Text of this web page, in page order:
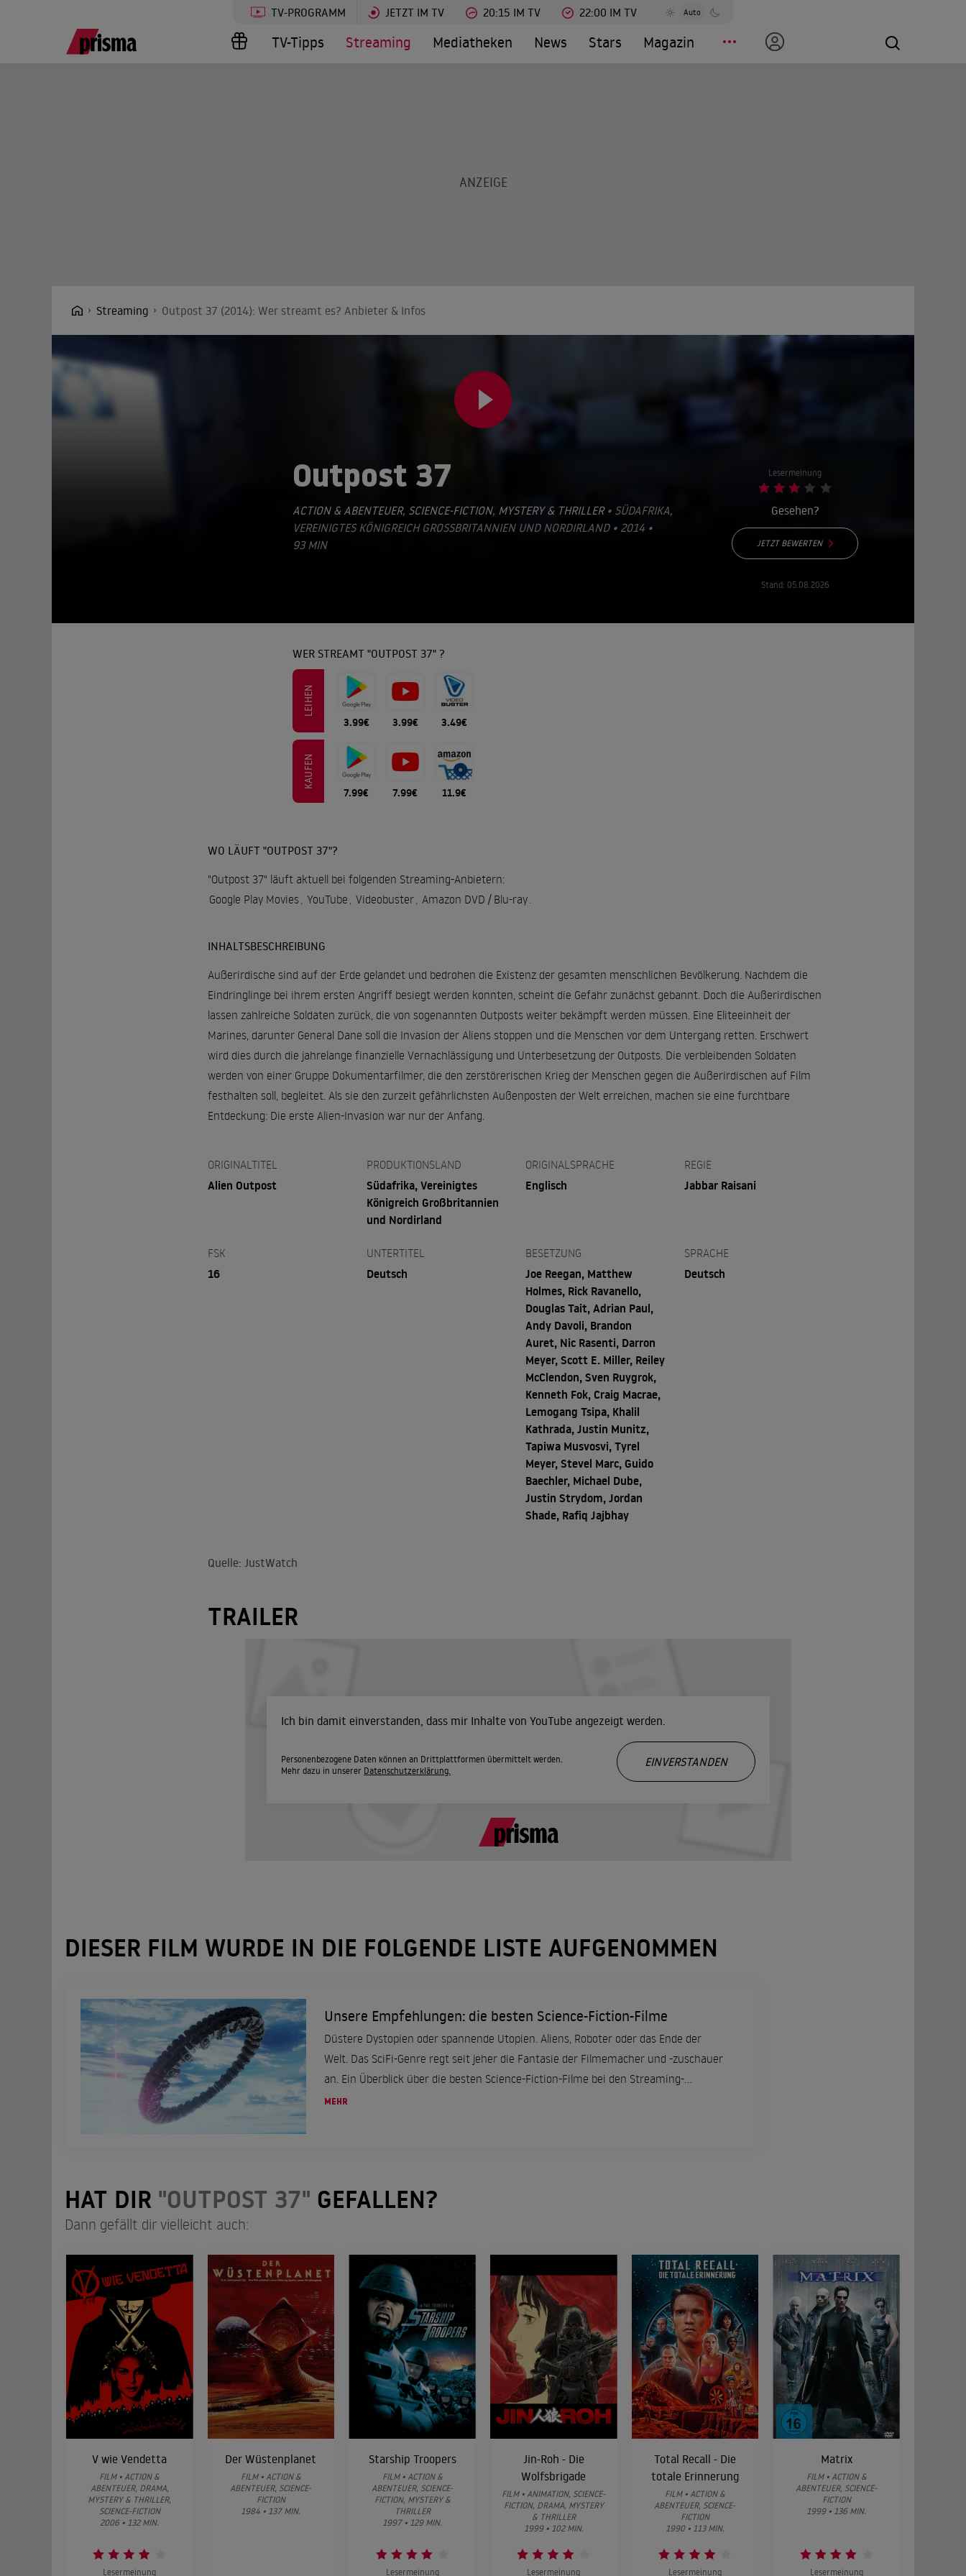
TV-PROGRAMM JETZT IM TV 20:15 IM TV 22:00 IM TV Auto
TV-Tipps Streaming Mediatheken News Stars Magazin
Streaming Outpost 37 (2014): Wer streamt es? Anbieter & Infos
Outpost 37
ACTION & ABENTEUER, SCIENCE-FICTION, MYSTERY & THRILLER• SÜDAFRIKA,
VEREINIGTES KÖNIGREICH GROSSBRITANNIEN UND NORDIRLAND • 2014 • 9
3 MIN
Lesermeinung
Gesehen?
JETZT BEWERTEN
Stand: 05.08.2026
WER STREAMT "OUTPOST 37" ?
LEIHEN
3.99€ 3.99€ 3.49€
KAUFEN
7.99€ 7.99€ 11.9€
WO LÄUFT "OUTPOST 37"?
"Outpost 37" läuft aktuell bei folgenden Streaming-Anbietern:
Google Play Movies, YouTube , Videobuster, Amazon DVD / Blu-ray.
INHALTSBESCHREIBUNG
Außerirdische sind auf der Erde gelandet und bedrohen die Existenz der gesamten menschlichen Bevölkerung. Nachdem die
Eindringlinge bei ihrem ersten Angriff besiegt werden konnten, scheint die Gefahr zunächst gebannt. Doch die Außerirdischen
lassen zahlreiche Soldaten zurück, die von sogenannten Outposts weiter bekämpft werden müssen. Eine Eliteeinheit der
Marines, darunter General Dane soll die Invasion der Aliens stoppen und die Menschen vor dem Untergang retten. Erschwert
wird dies durch die jahrelange finanzielle Vernachlässigung und Unterbesetzung der Outposts. Die verbleibenden Soldaten
werden von einer Gruppe Dokumentarfilmer, die den zerstörerischen Krieg der Menschen gegen die Außerirdischen auf Film
festhalten soll, begleitet. Als sie den zurzeit gefährlichsten Außenposten der Welt erreichen, machen sie eine furchtbare
Entdeckung: Die erste Alien-Invasion war nur der Anfang.
ORIGINALTITEL
Alien Outpost
PRODUKTIONSLAND
Südafrika, Vereinigtes
Königreich Großbritannien
und Nordirland
ORIGINALSPRACHE
Englisch
REGIE
Jabbar Raisani
FSK
16
UNTERTITEL
Deutsch
BESETZUNG
Joe Reegan, Matthew
Holmes, Rick Ravanello,
Douglas Tait, Adrian Paul,
Andy Davoli, Brandon
Auret, Nic Rasenti, Darron
Meyer, Scott E. Miller, Reiley
McClendon, Sven Ruygrok,
Kenneth Fok, Craig Macrae,
Lemogang Tsipa, Khalil
Kathrada, Justin Munitz,
Tapiwa Musvosvi, Tyrel
Meyer, Stevel Marc, Guido
Baechler, Michael Dube,
Justin Strydom, Jordan
Shade, Rafiq Jajbhay
SPRACHE
Deutsch
Quelle: JustWatch
TRAILER
Ich bin damit einverstanden, dass mir Inhalte von YouTube angezeigt werden.
Personenbezogene Daten können an Drittplattformen übermittelt werden.
Mehr dazu in unserer Datenschutzerklärung.
EINVERSTANDEN
DIESER FILM WURDE IN DIE FOLGENDE LISTE AUFGENOMMEN
Unsere Empfehlungen: die besten Science-Fiction-Filme
Düstere Dystopien oder spannende Utopien. Aliens, Roboter oder das Ende der
Welt. Das SciFi-Genre regt seit jeher die Fantasie der Filmemacher und -zuschauer
an. Ein Überblick über die besten Science-Fiction-Filme bei den Streaming-...
MEHR
HAT DIR "OUTPOST 37" GEFALLEN?
Dann gefällt dir vielleicht auch:
V wie Vendetta
FILM • ACTION &
ABENTEUER, DRAMA,
MYSTERY & THRILLER,
SCIENCE-FICTION
2006 • 132 MIN.
Lesermeinung
Der Wüstenplanet
FILM • ACTION &
ABENTEUER, SCIENCE-
FICTION
1984 • 137 MIN.
Starship Troopers
FILM • ACTION &
ABENTEUER, SCIENCE-
FICTION, MYSTERY &
THRILLER
1997 • 129 MIN.
Lesermeinung
Jin-Roh - Die
Wolfsbrigade
FILM • ANIMATION, SCIENCE-
FICTION, DRAMA, MYSTERY
& THRILLER
1999 • 102 MIN.
Lesermeinung
Total Recall - Die
totale Erinnerung
FILM • ACTION &
ABENTEUER, SCIENCE-
FICTION
1990 • 113 MIN.
Lesermeinung
Matrix
FILM • ACTION &
ABENTEUER, SCIENCE-
FICTION
1999 • 136 MIN.
Lesermeinung